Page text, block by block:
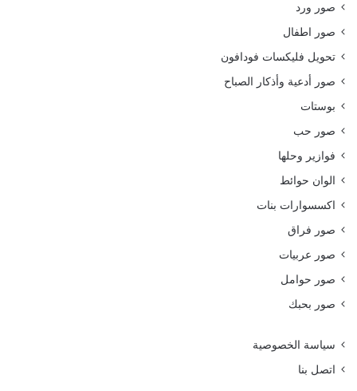
صور ورد
صور اطفال
تحويل فليكسات فودافون
صور أدعية وأذكار الصباح
بوستات
صور حب
فوازير وحلها
الوان حوائط
اكسسوارات بنات
صور فراق
صور عربيات
صور حوامل
صور بحبك
سياسة الخصوصية
اتصل بنا